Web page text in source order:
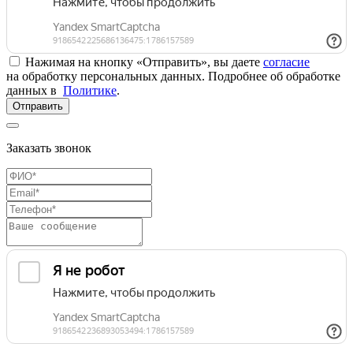
Нажимая на кнопку «Отправить», вы даете согласие
на обработку персональных данных. Подробнее об обработке
данных в Политике.
Отправить
Заказать звонок